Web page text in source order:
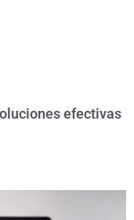
efectivas